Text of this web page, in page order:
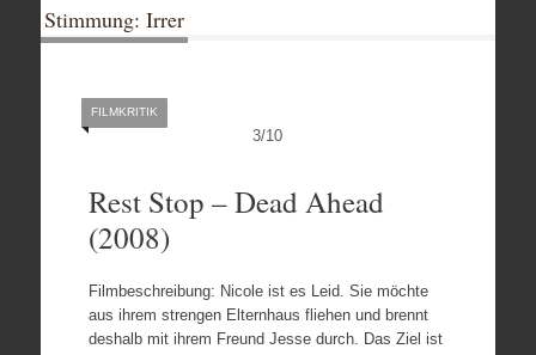
Stimmung: Irrer
3/10
FILMKRITIK
Rest Stop – Dead Ahead
(2008)
Filmbeschreibung: Nicole ist es Leid. Sie möchte
aus ihrem strengen Elternhaus fliehen und brennt
deshalb mit ihrem Freund Jesse durch. Das Ziel ist